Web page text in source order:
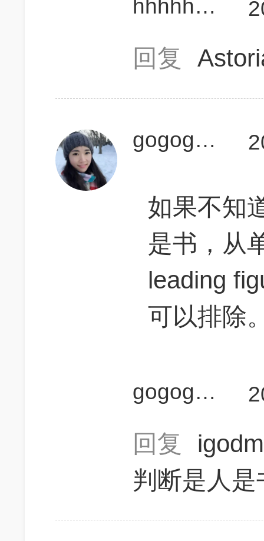
hhhhhhsb
回复
gogogoLei
如果不知
是书，从
leading
可以排除
gogogoLei
回复
判断是人